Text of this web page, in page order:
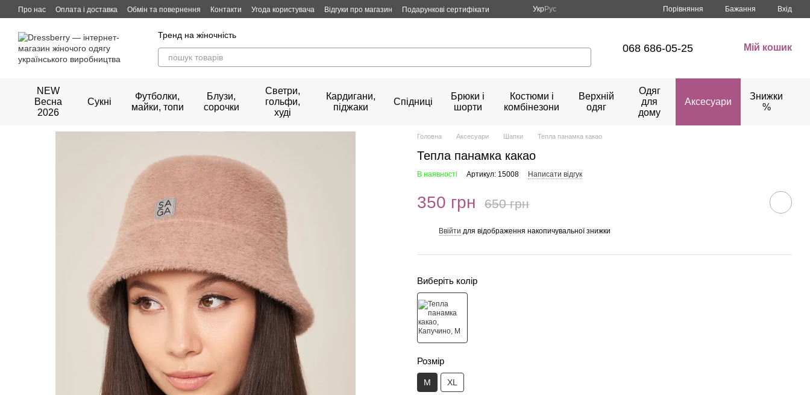
Перейти до основного контенту
Про нас Оплата і доставка Обмін та повернення Контакти Угода користувача Відгуки про магазин Подарункові сертифікати УкрРус Порівняння Бажання Вхід
Тренд на жіночність
068 686-05-25 Мій кошик
NEW
Весна
2026
Сукні
Футболки,
майки, топи
Блузи,
сорочки
Светри,
гольфи,
худі
Кардигани,
піджаки
Спідниці
Брюки і
шорти
Костюми і
комбінезони
Верхній
одяг
Одяг
для
дому
Аксесуари
Знижки
%
Головна Аксесуари Шапки Тепла панамка какао
Тепла панамка какао
В наявності Артикул: 15008 Написати відгук
350 грн 650 грн
Ввійти для відображення накопичувальної знижки
Виберіть колір
Розмір
M XL